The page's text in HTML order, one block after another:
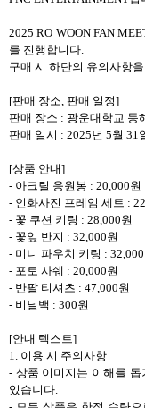
2025 RO WOON FAN
를 진행합니다.
구매 시 하단의 유의사항
[판매 장소, 판매 일정]
판매 장소 : 광운대학교 동
판매 일시 : 2025년 5월 31
[상품 안내]
- 아크릴 응원봉 : 20,000원
- 인화사진 프레임 세트 :
- 꽃 쿠션 키링 : 28,000원
- 꽃잎 반지 : 32,000원
- 미니 파우치 키링 : 32,000
- 포토 사쉐 : 20,000원
- 반팔 티셔츠 : 47,000원
- 비닐백 : 300원
[안내 텍스트]
1. 이용 시 주의사항
- 상품 이미지는 이해를 돕
있습니다.